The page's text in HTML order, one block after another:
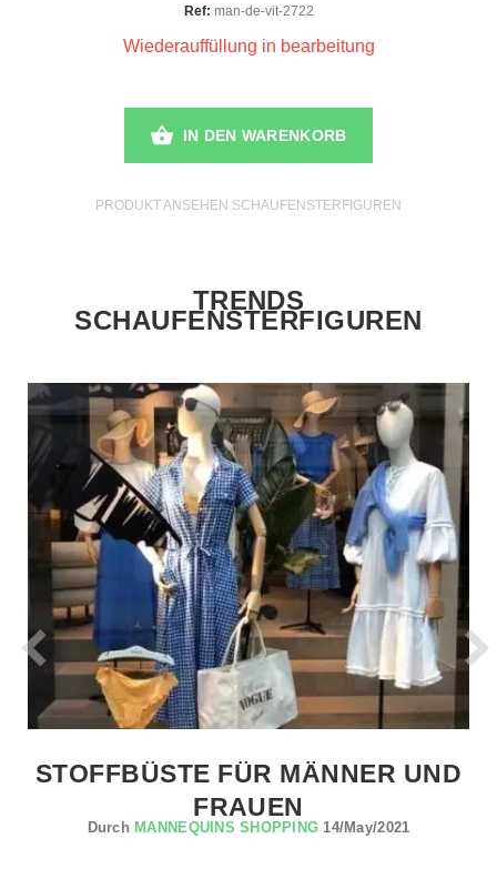
Ref: man-de-vit-2722
Wiederauffüllung in bearbeitung
IN DEN WARENKORB
PRODUKT ANSEHEN SCHAUFENSTERFIGUREN
TRENDS
SCHAUFENSTERFIGUREN
STOFFBÜSTE FÜR MÄNNER UND
FRAUEN
Durch MANNEQUINS SHOPPING 14/May/2021